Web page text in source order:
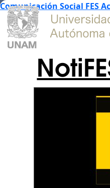
Comunicación Social FES